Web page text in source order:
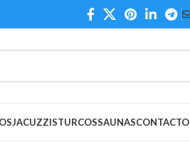
JACUZZISTURCOSSAUNASCONTACTO